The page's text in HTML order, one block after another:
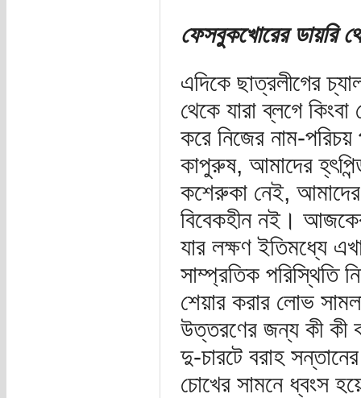
ফেসবুকখোরের ডায়রি
এদিকে ছাত্রলীগের
থেকে যারা ব্লগে
করে নিজের নাম-
কাপুরুষ, আমাদের
কশেরুকা নেই,
বিবেকহীন নই।
যার লক্ষণ ইতিমধ্যে
সাম্প্রতিক পরিস্থিতি
শেয়ার করার লোভ
উত্তরণের জন্য কী কী
দু-চারটে বরাহ
চোখের সামনে ধ্বংস